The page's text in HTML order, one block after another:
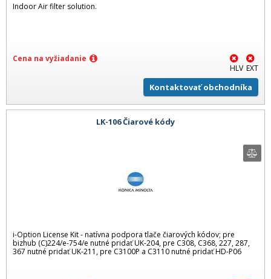
Indoor Air filter solution.
Cena na vyžiadanie
HLV EXT
Kontaktovať obchodníka
LK-106 Čiarové kódy
i-Option License Kit - natívna podpora tlače čiarových kódov; pre
bizhub (C)224/e-754/e nutné pridať UK-204, pre C308, C368, 227, 287,
367 nutné pridať UK-211, pre C3100P a C3110 nutné pridať HD-P06